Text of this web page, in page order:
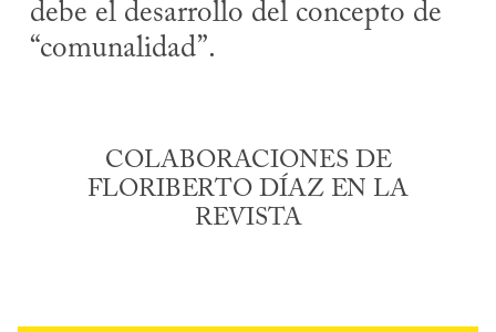
debe el desarrollo del concepto de
“comunalidad”.
COLABORACIONES DE
FLORIBERTO DÍAZ EN LA
REVISTA